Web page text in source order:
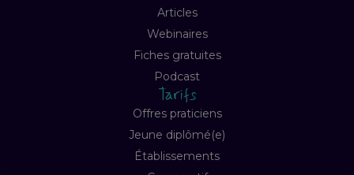
Articles
Webinaires
Fiches gratuites
Podcast
Tarifs
Offres praticiens
Jeune diplômé(e)
Établissements